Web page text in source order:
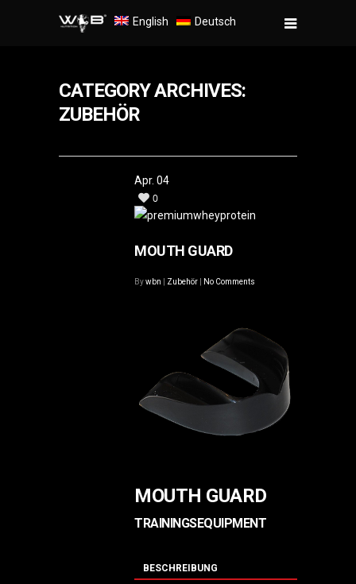
English Deutsch
CATEGORY ARCHIVES:
ZUBEHÖR
Apr. 04
0
MOUTH GUARD
Bywbn Zubehör No Comments
MOUTH GUARD
TRAININGSEQUIPMENT
BESCHREIBUNG